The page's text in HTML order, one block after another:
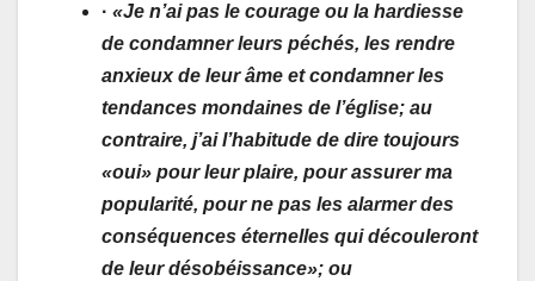
· «Je n’ai pas le courage ou la hardiesse
de condamner leurs péchés, les rendre
anxieux de leur âme et condamner les
tendances mondaines de l’église; au
contraire, j’ai l’habitude de dire toujours
«oui» pour leur plaire, pour assurer ma
popularité, pour ne pas les alarmer des
conséquences éternelles qui découleront
de leur désobéissance»; ou